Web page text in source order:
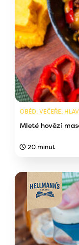
OBĚD, VEČEŘE,
Mleté hovězí
20 minut